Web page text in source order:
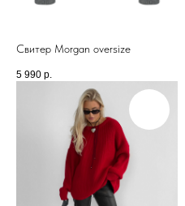
Свитер Morgan oversize
5 990 р.